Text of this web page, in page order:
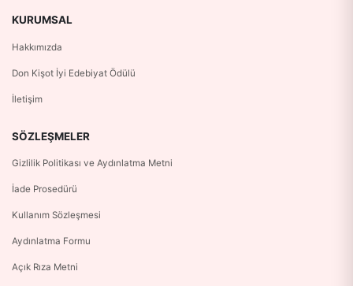
KURUMSAL
Hakkımızda
Don Kişot İyi Edebiyat Ödülü
İletişim
SÖZLEŞMELER
Gizlilik Politikası ve Aydınlatma Metni
İade Prosedürü
Kullanım Sözleşmesi
Aydınlatma Formu
Açık Rıza Metni